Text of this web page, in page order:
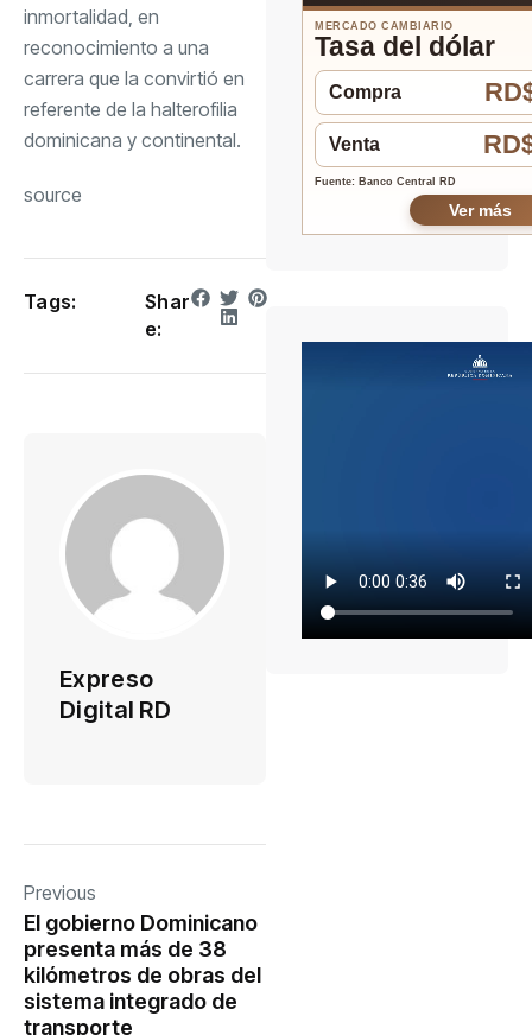
inmortalidad, en
reconocimiento a una
carrera que la convirtió en
referente de la halterofilia
dominicana y continental.
source
Tags:
Shar
e:
Expreso
Digital RD
Previous
El gobierno Dominicano
presenta más de 38
kilómetros de obras del
sistema integrado de
transporte
MERCADO CAMBIARIO
Tasa del dólar
Compra
Venta
Fuente: Banco Central RD
Ver más